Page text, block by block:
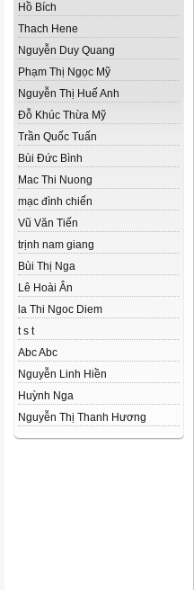
Hồ Bích
Thach Hene
Nguyễn Duy Quang
Phạm Thị Ngọc Mỹ
Nguyễn Thị Huế Anh
Đỗ Khúc Thừa Mỹ
Trần Quốc Tuấn
Bùi Đức Bình
Mac Thi Nuong
mạc đình chiến
Vũ Văn Tiến
trịnh nam giang
Bùi Thị Nga
Lê Hoài Ân
la Thi Ngoc Diem
t s t
Abc Abc
Nguyễn Linh Hiền
Huỳnh Nga
Nguyễn Thị Thanh Hương